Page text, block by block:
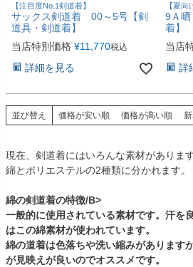
【注目度No.1剣道着】
サックス剣道着 00～5号【剣
道具・剣道着】
当店特別価格 ¥11,770税込
詳細を見る
【夏向
9Ａ
着】
当店
詳
並び替え 価格が安い順 価格が高い順
現在、剣道着にはいろんな素材がありま
綿とポリエステルの2種類に分かれます。
綿の剣道着の特徴/B>
一般的に使用されている素材です。汗を
はこの綿素材が使われています。
綿の道着は色落ちや洗い縮みがあります
が見映えが良いのでオススメです。